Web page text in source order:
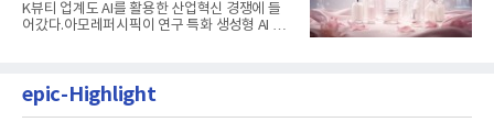
K뷰티 업계도 AI를 활용한 산업혁신 경쟁에 들
어갔다.아모레퍼시픽이 연구 특화 생성형 AI 플
epic-Highlight